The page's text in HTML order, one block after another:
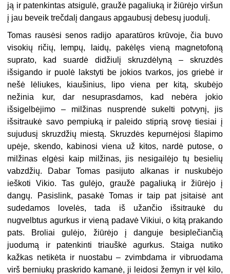
ją ir patenkintas atsigulė, graužė pagaliuką ir žiūrėjo viršun
į jau beveik trečdalį dangaus apgaubusį debesų juodulį.
Tomas rausėsi senos radijo aparatūros krūvoje, čia buvo
visokių ričių, lempų, laidų, pakėlęs vieną magnetofoną
suprato, kad suardė didžiulį skruzdėlyną – skruzdės
išsigando ir puolė lakstyti be jokios tvarkos, jos griebė ir
nešė lėliukes, kiaušinius, lipo viena per kitą, skubėjo
nežinia kur, dar nesuprasdamos, kad nebėra jokio
išsigelbėjimo – milžinas nusprendė sukelti potvynį, jis
išsitraukė savo pempiuką ir paleido stiprią srovę tiesiai į
sujudusį skruzdžių miestą. Skruzdės kepurnėjosi šlapimo
upėje, skendo, kabinosi viena už kitos, nardė putose, o
milžinas elgėsi kaip milžinas, jis nesigailėjo tų besielių
vabzdžių. Dabar Tomas pasijuto alkanas ir nuskubėjo
ieškoti Vikio. Tas gulėjo, graužė pagaliuką ir žiūrėjo į
dangų. Pasislink, pasakė Tomas ir taip pat įsitaisė ant
sudedamos lovelės, tada iš užančio išsitraukė du
nugvelbtus agurkus ir vieną padavė Vikiui, o kitą prakando
pats. Broliai gulėjo, žiūrėjo į danguje besiplečiančią
juodumą ir patenkinti triauškė agurkus. Staiga nutiko
kažkas netikėta ir nuostabu – zvimbdama ir vibruodama
virš berniukų praskrido kamanė, ji leidosi žemyn ir vėl kilo,